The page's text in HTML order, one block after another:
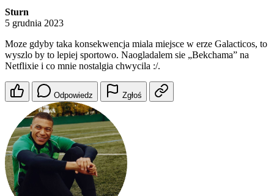
Sturn
5 grudnia 2023
Moze gdyby taka konsekwencja miala miejsce w erze Galacticos, to
wyszlo by to lepiej sportowo. Naogladalem sie „Bekchama” na
Netflixie i co mnie nostalgia chwycila :/.
Odpowiedz Zgłoś